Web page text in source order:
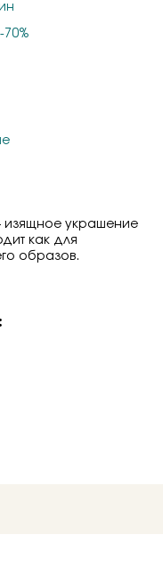
изящное украшение
как для
образов.